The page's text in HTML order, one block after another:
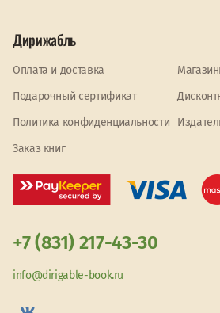
Дирижабль
Оплата и доставка
Подарочный сертификат
Политика конфиденциальности
Заказ книг
+7 (831) 217-43-30
info@dirigable-book.ru